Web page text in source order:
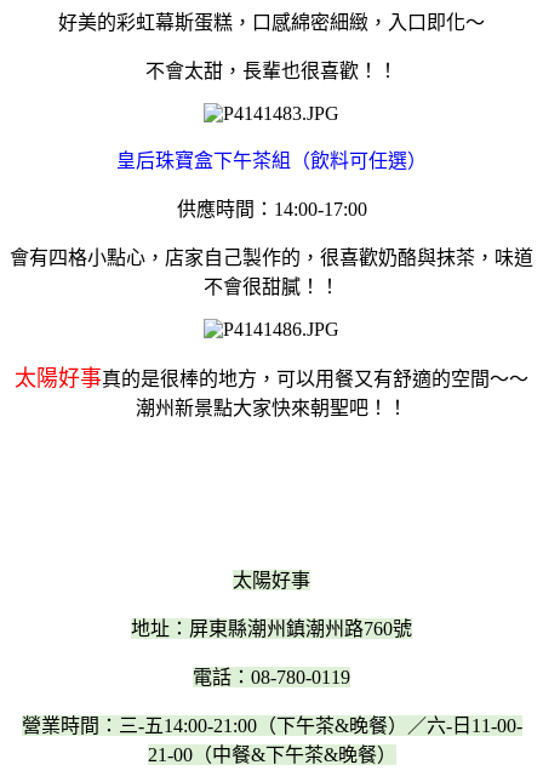
好美的彩虹幕斯蛋糕，口感綿密細緻，入口即化～
不會太甜，長輩也很喜歡！！
皇后珠寶盒下午茶組（飲料可任選）
供應時間：14:00-17:00
會有四格小點心，店家自己製作的，很喜歡奶酪與抹茶，味道
不會很甜膩！！
太陽好事真的是很棒的地方，可以用餐又有舒適的空間～～
潮州新景點大家快來朝聖吧！！
太陽好事
地址：屏東縣潮州鎮潮州路760號
電話：08-780-0119
營業時間：三-五14:00-21:00（下午茶&晚餐）／六-日11-00-
21-00（中餐&下午茶&晚餐）